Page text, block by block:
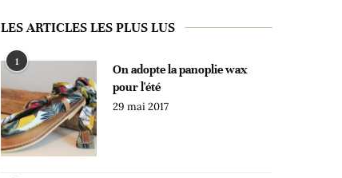
LES ARTICLES LES PLUS LUS
1
On adopte la panoplie wax
pour l'été
29 mai 2017